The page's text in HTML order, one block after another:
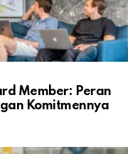
Member: Peran
Komitmennya